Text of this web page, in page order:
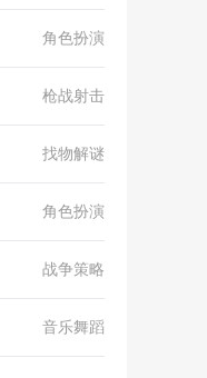
角色扮演
枪战射击
找物解谜
角色扮演
战争策略
音乐舞蹈